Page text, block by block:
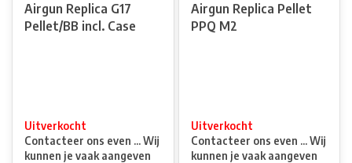
Airgun Replica G17
Pellet/BB incl. Case
Uitverkocht
Contacteer ons even ... Wij
kunnen je vaak aangeven
Airgun Replica Pellet
PPQ M2
Uitverkocht
Contacteer ons even ... Wij
kunnen je vaak aangeven